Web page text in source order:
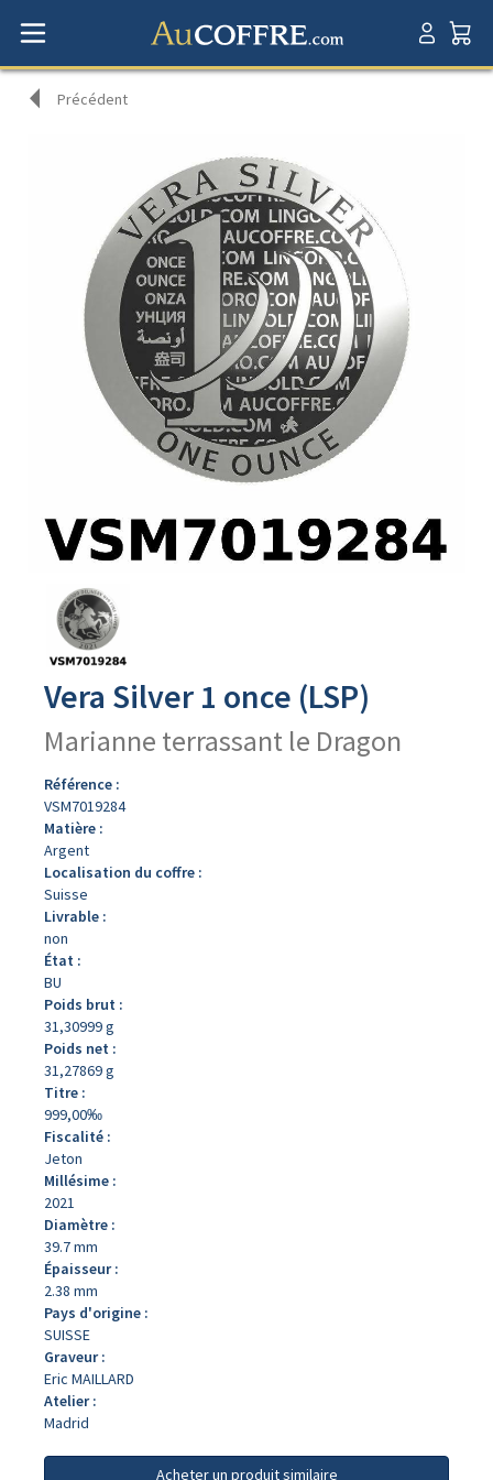
Précédent
produit
Vera Silver 1 once (LSP)
Marianne terrassant le Dragon
Référence :
VSM7019284
Matière :
Argent
Localisation du coffre :
Suisse
Livrable :
non
État :
BU
Poids brut :
31,30999 g
Poids net :
31,27869 g
Titre :
999,00‰
Fiscalité :
Jeton
Millésime :
2021
Diamètre :
39.7 mm
Épaisseur :
2.38 mm
Pays d'origine :
SUISSE
Graveur :
Eric MAILLARD
Atelier :
Madrid
Acheter un produit similaire